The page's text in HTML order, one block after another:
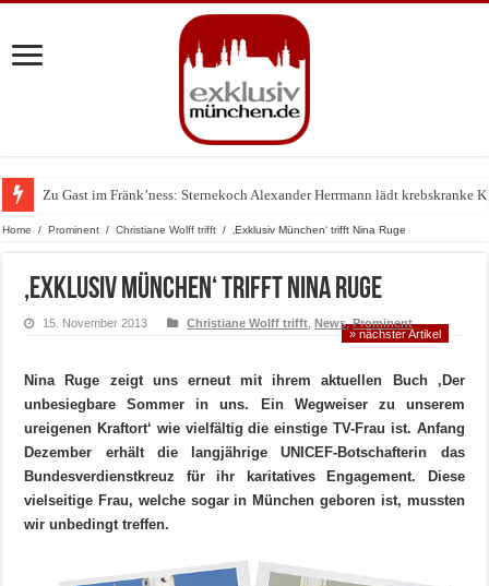
Zu Gast im Fränk’ness: Sternekoch Alexander Herrmann lädt krebskranke
Warum München gerade zum Treffpunkt der Lingerie-Branche wurde
Home / Prominent / Christiane Wolff trifft / ‚Exklusiv München‘ trifft Nina Ruge
‚Exklusiv München‘ trifft Nina Ruge
15. November 2013 Christiane Wolff trifft ,News,Prominent
» nächster Artikel
Nina Ruge zeigt uns erneut mit ihrem aktuellen Buch ‚Der
unbesiegbare Sommer in uns. Ein Wegweiser zu unserem
ureigenen Kraftort‘ wie vielfältig die einstige TV-Frau ist. Anfang
Dezember erhält die langjährige UNICEF-Botschafterin das
Bundesverdienstkreuz für ihr karitatives Engagement. Diese
vielseitige Frau, welche sogar in München geboren ist, mussten
wir unbedingt treffen.